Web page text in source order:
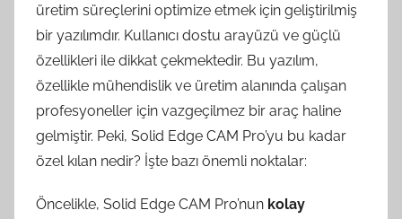
üretim süreçlerini optimize etmek için geliştirilmiş
bir yazılımdır. Kullanıcı dostu arayüzü ve güçlü
özellikleri ile dikkat çekmektedir. Bu yazılım,
özellikle mühendislik ve üretim alanında çalışan
profesyoneller için vazgeçilmez bir araç haline
gelmiştir. Peki, Solid Edge CAM Pro’yu bu kadar
özel kılan nedir? İşte bazı önemli noktalar:
Öncelikle, Solid Edge CAM Pro’nun kolay